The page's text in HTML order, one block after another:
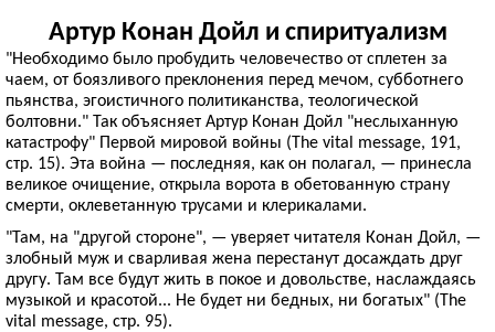
Артур Конан Дойл и спиритуализм
"Необходимо было пробудить человечество от сплетен за
чаем, от боязливого преклонения перед мечом, субботнего
пьянства, эгоистичного политиканства, теологической
болтовни." Так объясняет Артур Конан Дойл "неслыханную
катастрофу" Первой мировой войны (The vital message, 191,
стр. 15). Эта война — последняя, как он полагал, — принесла
великое очищение, открыла ворота в обетованную страну
смерти, оклеветанную трусами и клерикалами.
"Там, на "другой стороне", — уверяет читателя Конан Дойл, —
злобный муж и сварливая жена перестанут досаждать друг
другу. Там все будут жить в покое и довольстве, наслаждаясь
музыкой и красотой... Не будет ни бедных, ни богатых" (The
vital message, стр. 95).